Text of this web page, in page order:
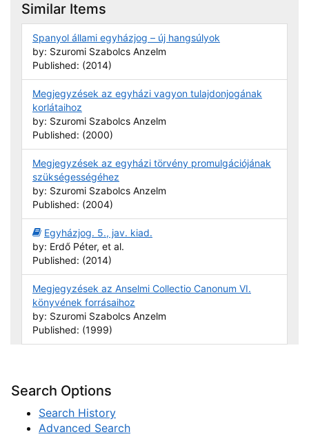
Similar Items
Spanyol állami egyházjog – új hangsúlyok
by: Szuromi Szabolcs Anzelm
Published: (2014)
Megjegyzések az egyházi vagyon tulajdonjogának
korlátaihoz
by: Szuromi Szabolcs Anzelm
Published: (2000)
Megjegyzések az egyházi törvény promulgációjának
szükségességéhez
by: Szuromi Szabolcs Anzelm
Published: (2004)
Egyházjog. 5., jav. kiad.
by: Erdő Péter, et al.
Published: (2014)
Megjegyzések az Anselmi Collectio Canonum VI.
könyvének forrásaihoz
by: Szuromi Szabolcs Anzelm
Published: (1999)
Search Options
Search History
Advanced Search